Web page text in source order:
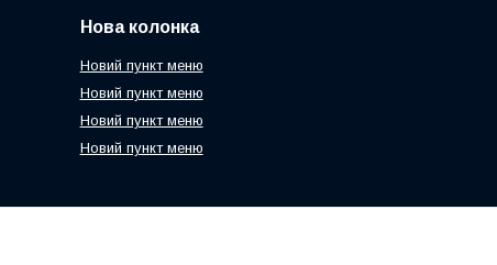
Нова колонка
Новий пункт меню
Новий пункт меню
Новий пункт меню
Новий пункт меню